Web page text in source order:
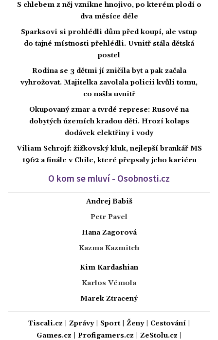
S chlebem z něj vznikne hnojivo, po kterém plodí o
dva měsíce déle
Sparksovi si prohlédli dům před koupí, ale vstup
do tajné místnosti přehlédli. Uvnitř stála dětská
postel
Rodina se 3 dětmi jí zničila byt a pak začala
vyhrožovat. Majitelka zavolala policii kvůli tomu,
co našla uvnitř
Okupovaný zmar a tvrdé represe: Rusové na
dobytých územích kradou děti. Hrozí kolaps
dodávek elektřiny i vody
Viliam Schrojf: žižkovský kluk, nejlepší brankář MS
1962 a finále v Chile, které přepsaly jeho kariéru
O kom se mluví - Osobnosti.cz
Andrej Babiš
Petr Pavel
Hana Zagorová
Kazma Kazmitch
Kim Kardashian
Karlos Vémola
Marek Ztracený
Tiscali.cz Zprávy| Sport| Ženy| Cestování|
Games.cz
Profigamers.cz ZeStolu.cz